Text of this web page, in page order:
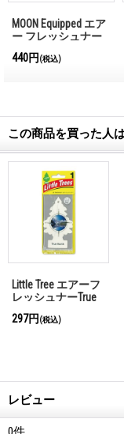
MOON Equipped エア
ー フレッシュナー
440円 (税込)
この商品を買った人
Little Tree エアーフ
レッシュナーTrue
297円 (税込)
レビュー